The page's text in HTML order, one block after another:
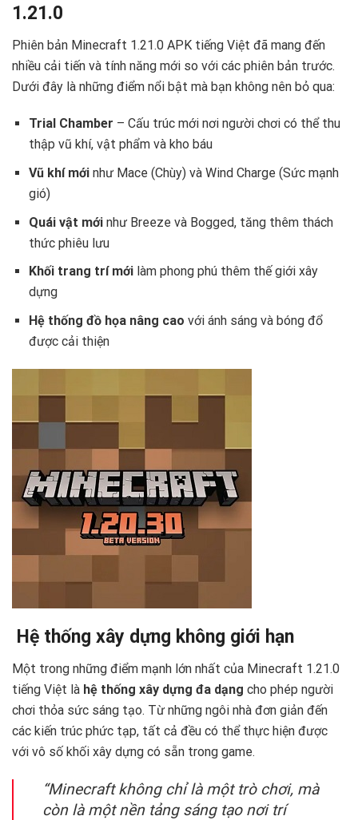
1.21.0
Phiên bản Minecraft 1.21.0 APK tiếng Việt đã mang đến
nhiều cải tiến và tính năng mới so với các phiên bản trước.
Dưới đây là những điểm nổi bật mà bạn không nên bỏ qua:
Trial Chamber – Cấu trúc mới nơi người chơi có thể thu
thập vũ khí, vật phẩm và kho báu
Vũ khí mớinhư Mace (Chùy) và Wind Charge (Sức mạnh
gió)
Quái vật mớinhư Breeze và Bogged, tăng thêm thách
thức phiêu lưu
Khối trang trí mớilàm phong phú thêm thế giới xây
dựng
Hệ thống đồ họa nâng cao với ánh sáng và bóng đổ
được cải thiện
️ Hệ thống xây dựng không giới hạn
Một trong những điểm mạnh lớn nhất của Minecraft 1.21.0
tiếng Việt là hệ thống xây dựng đa dạng cho phép người
chơi thỏa sức sáng tạo. Từ những ngôi nhà đơn giản đến
các kiến trúc phức tạp, tất cả đều có thể thực hiện được
với vô số khối xây dựng có sẵn trong game.
“Minecraft không chỉ là một trò chơi, mà
còn là một nền tảng sáng tạo nơi trí